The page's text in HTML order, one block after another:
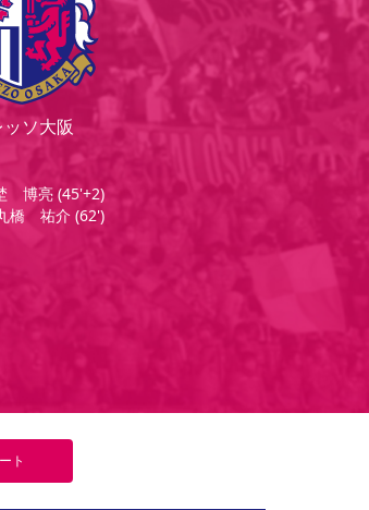
ソ大阪
博亮 (45'+2)
橋 祐介 (62')
ト